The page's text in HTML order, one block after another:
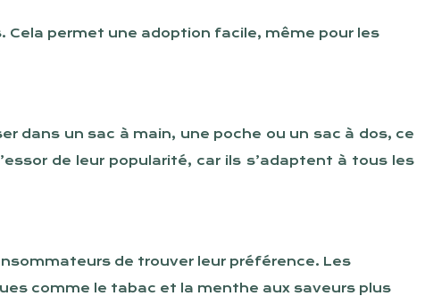
permet une adoption facile, même pour les
dans un sac à main, une poche ou un sac à dos, ce
de leur popularité, car ils s’adaptent à tous les
de trouver leur préférence. Les
comme le tabac et la menthe aux saveurs plus